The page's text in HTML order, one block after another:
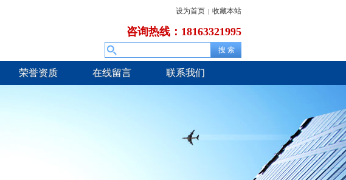
设为首页 | 收藏本站
咨询热线：18163321995
荣誉资质 在线留言 联系我们